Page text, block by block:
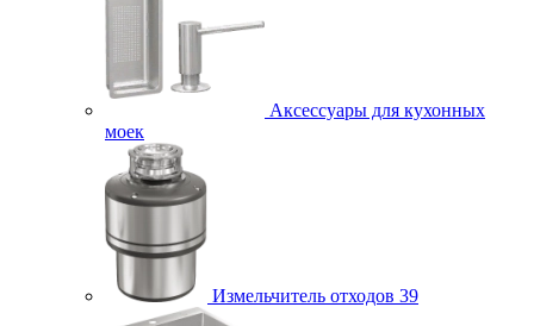
Аксессуары для кухонных
моек
Измельчитель отходов 39